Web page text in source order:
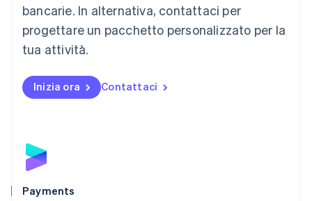
bancarie. In alternativa, contattaci per
progettare un pacchetto personalizzato per la
tua attività.
Inizia ora Contattaci
Payments
Malta
Messico
EspañolEnglish
English
Nuova Zelanda
Polonia
English
Português